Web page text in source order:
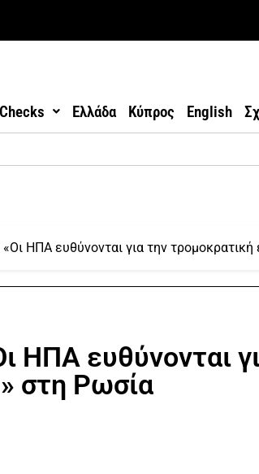
Ελλάδα Κύπρος English
ΗΠΑ ευθύνονται για την τρομοκρατική
ΗΠΑ ευθύνονται
στη Ρωσία